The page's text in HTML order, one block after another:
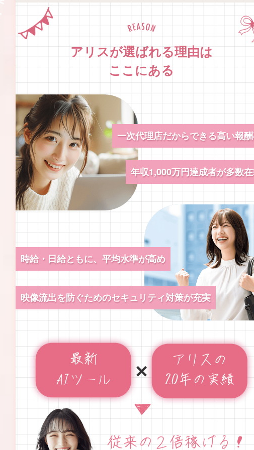
アリスが選ばれる理由は
ここにある
一次代理店だからできる高い報
年収1,000万円達成者が多数
時給・日給ともに、平均水準が高め
映像流出を防ぐためのセキュリティ対策が充実